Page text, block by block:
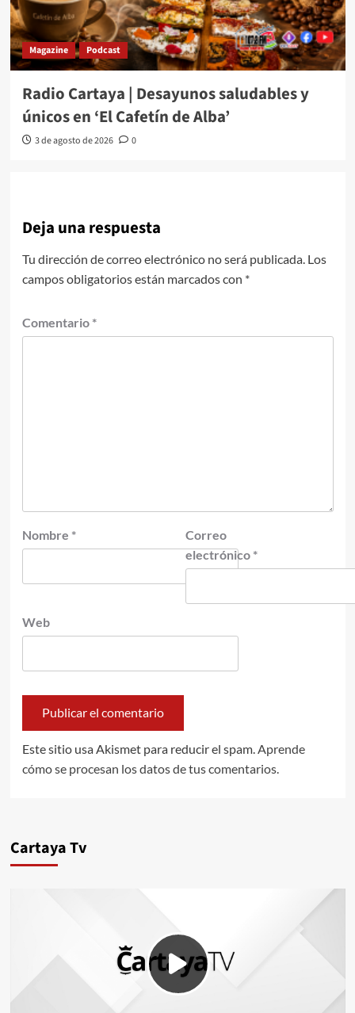
Magazine Podcast
Radio Cartaya | Desayunos saludables y
únicos en ‘El Cafetín de Alba’
3 de agosto de 2026 0
Deja una respuesta
Tu dirección de correo electrónico no será publicada. Los
campos obligatorios están marcados con *
Comentario *
Nombre *
Correo
electrónico *
Web
Este sitio usa Akismet para reducir el spam. Aprende
cómo se procesan los datos de tus comentarios.
Cartaya Tv